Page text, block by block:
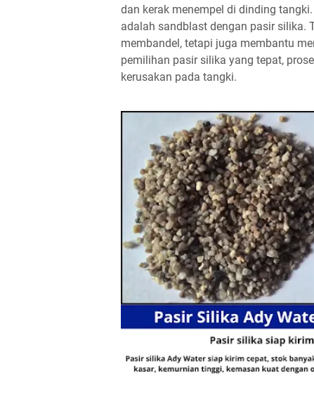
dan kerak menempel di dinding
adalah sandblast dengan pasir silika.
membandel, tetapi juga membantu
pemilihan pasir silika yang tepat,
kerusakan pada tangki.